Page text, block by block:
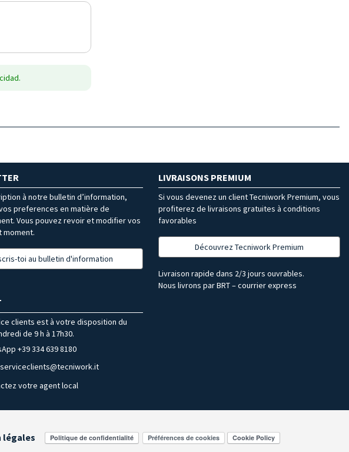
à notre bulletin d’information,
preferences en matière de
Vous pouvez revoir et modifier vos
moment.
toi au bulletin d'information
LIVRAISONS PREMIUM
Si vous devenez un client Tecniwork Premium, vous
profiterez de livraisons gratuites à conditions
favorables
Découvrez Tecniwork Premium
Livraison rapide dans 2/3 jours ouvrables.
Nous livrons par BRT – courrier express
clients est à votre disposition du
de 9 h à 17h30.
+39 334 639 8180
serviceclients@tecniwork.it
votre agent local
légales Préférences de cookies